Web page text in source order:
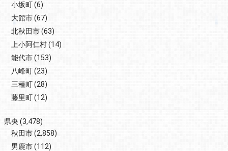
小坂町(6)
大館市(67)
北秋田市(63)
上小阿仁村(14)
能代市(153)
八峰町(23)
三種町(28)
藤里町(12)
県央 (3,478)
秋田市(2,858)
男鹿市(112)